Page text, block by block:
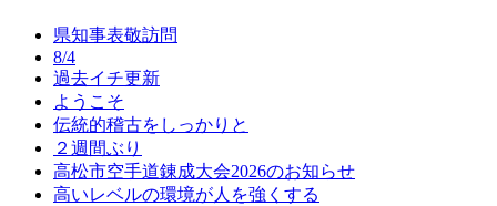
県知事表敬訪問
8/4
過去イチ更新
ようこそ
伝統的稽古をしっかりと
２週間ぶり
高松市空手道錬成大会2026のお知らせ
高いレベルの環境が人を強くする